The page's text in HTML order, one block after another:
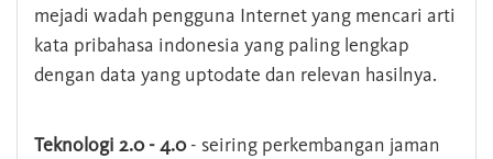
mejadi wadah pengguna Internet yang mencari arti
kata pribahasa indonesia yang paling lengkap
dengan data yang uptodate dan relevan hasilnya.
Teknologi 2.0 - 4.0- seiring perkembangan jaman